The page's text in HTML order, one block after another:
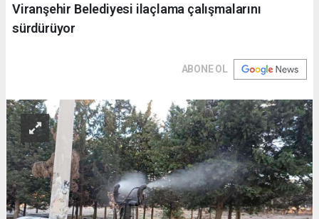
Viranşehir Belediyesi ilaçlama çalışmalarını
sürdürüyor
ABONE OL